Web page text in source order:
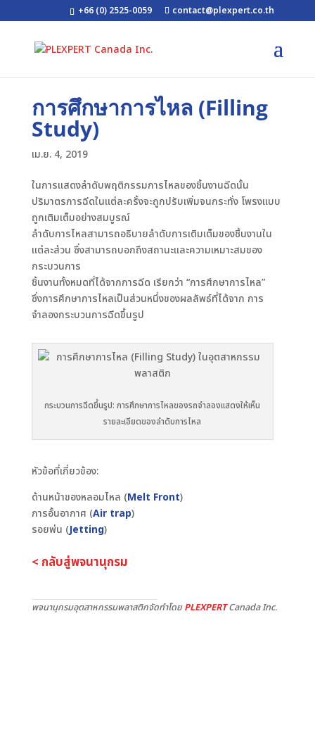
+66 (0) 2525-0059 contact@plexpert.co.th
การศึกษาการไหล (Filling
Study)
เม.ย. 4, 2019
ในการแสดงลำดับพฤติกรรมการไหลของชิ้นงานฉีดนั้น
ปริมาตรการฉีดในแต่ละครั้งจะถูกปรับเพิ่มจนกระทั่ง โพรงแบบ
ถูกเติมเต็มอย่างสมบูรณ์
ลำดับการไหลสามารถอธิบายลำดับการเติมเต็มของชิ้นงานใน
แต่ละส่วน ซึ่งสามารถบอกถึงสถานะและความเหมาะสมของ
กระบวนการ
ชิ้นงานทั้งหมดที่ได้จากการฉีด เรียกว่า “การศึกษาการไหล”
ซึ่งการศึกษาการไหลเป็นส่วนหนึ่งของผลลัพธ์ที่ได้จาก การ
จำลองกระบวนการฉีดขึ้นรูป
กระบวนการฉีดขึ้นรูป: การศึกษาการไหลของรถจำลองแสดงให้เห็น
รายละเอียดของลำดับการไหล
หัวข้อที่เกี่ยวข้อง:
ด้านหน้าของหลอมไหล (Melt Front)
การอั้นอากาศ (Air trap)
รอยพ่น (Jetting)
< กลับสู่พจนานุกรม
พจนานุกรมอุตสาหกรรมพลาสติกจัดทำโดยPLEXPERTCanada Inc.